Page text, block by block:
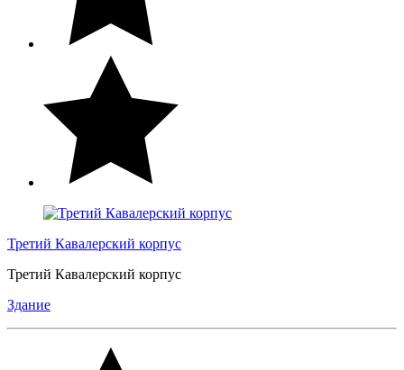
Третий Кавалерский корпус
Третий Кавалерский корпус
Здание